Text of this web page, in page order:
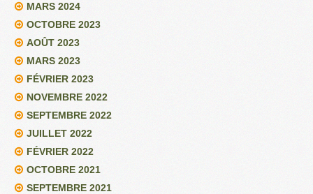
MARS 2024
OCTOBRE 2023
AOÛT 2023
MARS 2023
FÉVRIER 2023
NOVEMBRE 2022
SEPTEMBRE 2022
JUILLET 2022
FÉVRIER 2022
OCTOBRE 2021
SEPTEMBRE 2021